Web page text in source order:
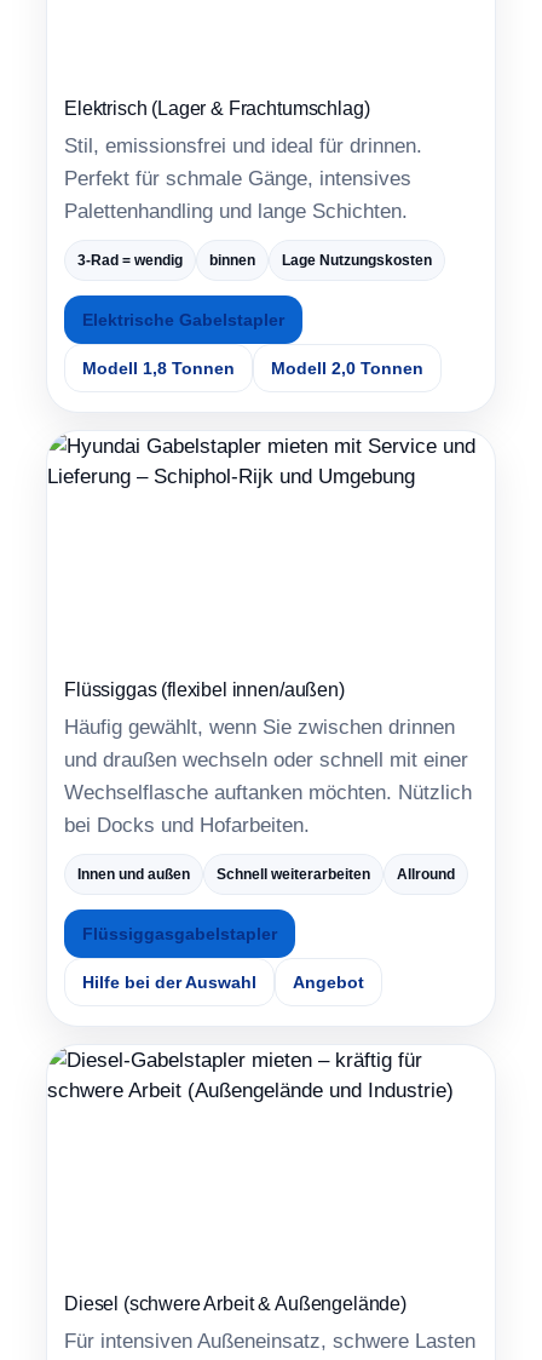
Elektrisch (Lager & Frachtumschlag)
Stil, emissionsfrei und ideal für drinnen.
Perfekt für schmale Gänge, intensives
Palettenhandling und lange Schichten.
3-Rad = wendig binnen Lage Nutzungskosten
Elektrische Gabelstapler
Modell 1,8 Tonnen Modell 2,0 Tonnen
Flüssiggas (flexibel innen/außen)
Häufig gewählt, wenn Sie zwischen drinnen
und draußen wechseln oder schnell mit einer
Wechselflasche auftanken möchten. Nützlich
bei Docks und Hofarbeiten.
Innen und außen Schnell weiterarbeiten Allround
Flüssiggasgabelstapler
Hilfe bei der Auswahl Angebot
Diesel (schwere Arbeit & Außengelände)
Für intensiven Außeneinsatz, schwere Lasten